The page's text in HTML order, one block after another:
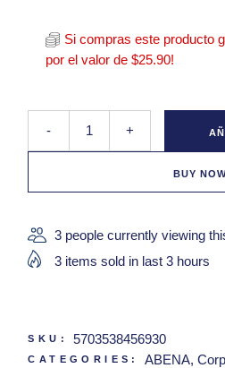
Si compras este producto
por el valor de$25.90!
ABENA Zing Ointment 100 ml
-
+
BUY
3 people currently viewing
3 items sold in last 3 hours
SKU: 5703538456930
CATEGORIES: ABENA,